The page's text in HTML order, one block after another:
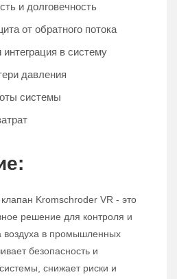
и долговечность
от обратного потока
в систему
давления
системы
Kromschroder VR - это
решение для контроля и
воздуха в промышленных
безопасность и
снижает риски и